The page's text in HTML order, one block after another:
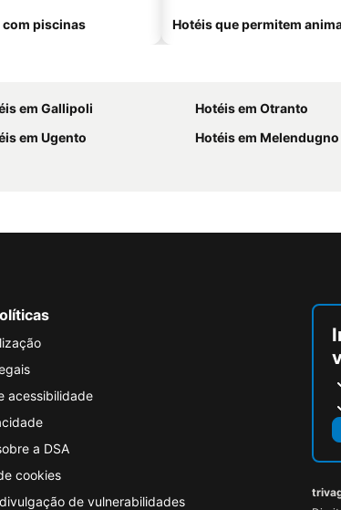
com piscinas Hotéis que permitem
em Gallipoli
Hotéis em Otranto
em Ugento
Hotéis em Melendugno
acessibilidade
a DSA
cookies
de vulnerabilidades